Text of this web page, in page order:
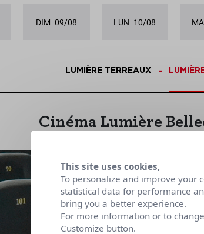
DIM. 09/08 LUN. 10/08
LUMIÈRE TERREAUX
Cinéma Lumière
This site uses cookies,
To personalize and improve your
statistical data for performance
bring you a better experience.
For more information or to
Customize button.